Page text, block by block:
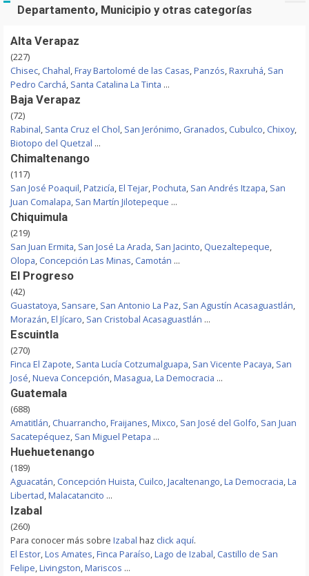
Departamento, Municipio y otras categorías
Alta Verapaz
(227)
Chisec, Chahal,Fray Bartolomé de las Casas,Panzós,Raxruhá, San
Pedro Carchá, Santa Catalina La Tinta ...
Baja Verapaz
(72)
Rabinal, Santa Cruz el Chol, San Jerónimo, Granados, Cubulco, Chixoy,
Biotopo del Quetzal ...
Chimaltenango
(117)
San José Poaquil,Patzicía,El Tejar,Pochuta, San Andrés Itzapa, San
Juan Comalapa, San Martín Jilotepeque ...
Chiquimula
(219)
San Juan Ermita, San José La Arada, San Jacinto, Quezaltepeque,
Olopa, Concepción Las Minas, Camotán ...
El Progreso
(42)
Guastatoya, Sansare, San Antonio La Paz, San Agustín Acasaguastlán,
Morazán,El Jícaro, San Cristobal Acasaguastlán ...
Escuintla
(270)
Finca El Zapote, Santa Lucía Cotzumalguapa, San Vicente Pacaya, San
José,Nueva Concepción,Masagua,La Democracia ...
Guatemala
(688)
Amatitlán, Chuarrancho,Fraijanes,Mixco, San José del Golfo, San Juan
Sacatepéquez, San Miguel Petapa ...
Huehuetenango
(189)
Aguacatán, Concepción Huista, Cuilco,Jacaltenango,La Democracia,La
Libertad,Malacatancito ...
Izabal
(260)
Para conocer más sobre Izabal haz click aquí.
El Estor,Los Amates,Finca Paraíso,Lago de Izabal, Castillo de San
Felipe,Livingston,Mariscos ...